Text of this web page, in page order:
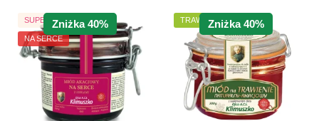
Zniżka 40%
SUPER PREZENT
NA SERCE
Zniżka 40%
TRAWIENIE